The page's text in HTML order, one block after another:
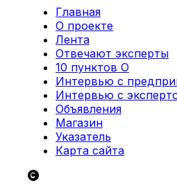
Главная
О проекте
Лента
Отвечают эксперты
10 пунктов О
Интервью с
Интервью с
Объявления
Магазин
Указатель
Карта сайта